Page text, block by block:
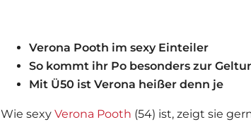
Verona Pooth im sexy Einteiler
So kommt ihr Po besonders zur
Mit Ü50 ist Verona heißer denn je
Wie sexy Verona Pooth (54) ist, zeigt sie